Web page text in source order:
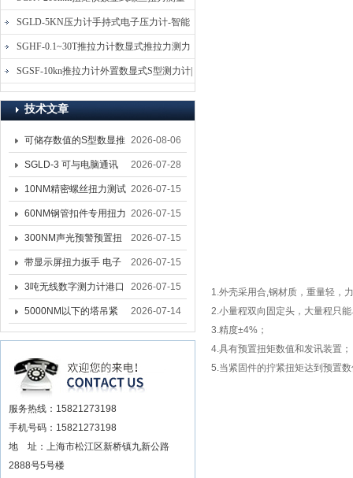
仪-螺栓扭力矩测试仪
SGLD-5KN压力计手持式电子压力计-智能
电子式压力测力计
SGHF-0.1~30T推拉力计数显式推拉力测力
计-数字拉压力双向测力仪
SGSF-10kn推拉力计外置数显式S型测力计|
手持连线式拉压力计
技术文章
可储存数值的S型数显推
拉力计 SGSF-100外置
式测力计
2026-08-06
SGLD-3 可与电脑通讯
的无线测力计 0.03-3T化
工行业用遥控式推拉力
计
2026-07-28
10NM精密螺丝扭力测试
专用扭矩扳手,产线质检
螺丝扭力专用扳手厂家
2026-07-15
60NM钢管扣件专用扭力
扳手 脚手架扭力检测扳
手 工地扣件扭矩扳手品
牌
2026-07-15
300NM声光预警预置扭
力扳手 工业紧固专用数
显扭力工具厂家
2026-07-15
带显示屏扭力扳手 电子
数显扭力扳手 20NM精
准可调力矩扳手品牌
2026-07-15
3吨无线数字测力计港口
吊装专用
2026-07-15
5000NM以下的塔吊紧
固大扭力电动扳手 塔机
安装电动扳手厂家
2026-07-14
服务热线：15821273198
手机号码：15821273198
地 址：上海市松江区新桥镇九新公路
2888号5号楼
1.外壳采用合,钢材质，重量轻，
2.小量程双向固定头，大量程只
3.精度±4% ；
4.具有预置扭矩数值和发讯装置；
5.当紧固件的拧紧扭矩达到预置